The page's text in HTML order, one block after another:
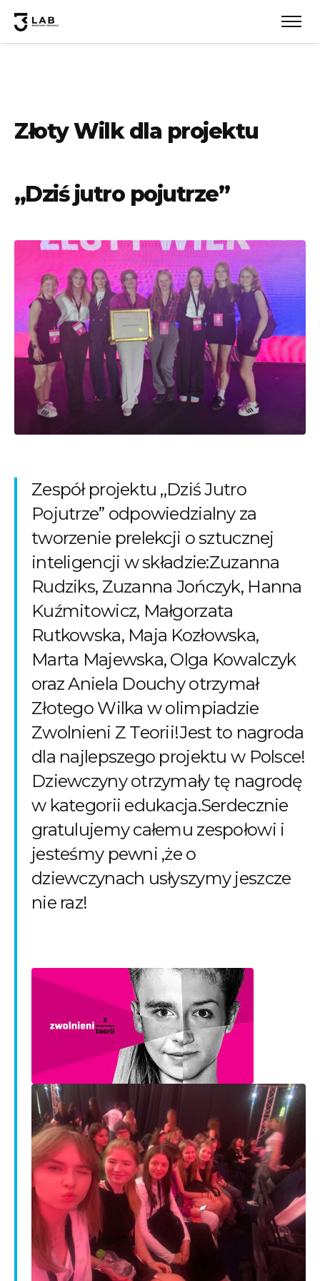
Złoty Wilk dla projektu
,,Dziś jutro pojutrze”
Zespół projektu ,,Dziś Jutro
Pojutrze” odpowiedzialny za
tworzenie prelekcji o sztucznej
inteligencji w składzie:Zuzanna
Rudziks, Zuzanna Jończyk, Hanna
Kuźmitowicz, Małgorzata
Rutkowska, Maja Kozłowska,
Marta Majewska, Olga Kowalczyk
oraz Aniela Douchy otrzymał
Złotego Wilka w olimpiadzie
Zwolnieni Z Teorii!Jest to nagroda
dla najlepszego projektu w Polsce!
Dziewczyny otrzymały tę nagrodę
w kategorii edukacja.Serdecznie
gratulujemy całemu zespołowi i
jesteśmy pewni ,że o
dziewczynach usłyszymy jeszcze
nie raz!